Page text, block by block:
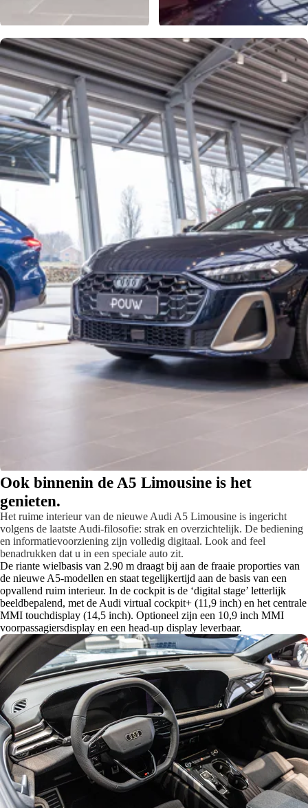
Ook binnenin de A5 Limousine is het
genieten.
Het ruime interieur van de nieuwe Audi A5 Limousine is ingericht
volgens de laatste Audi-filosofie: strak en overzichtelijk. De bediening
en informatievoorziening zijn volledig digitaal. Look and feel
benadrukken dat u in een speciale auto zit.
De riante wielbasis van 2.90 m draagt bij aan de fraaie proporties van
de nieuwe A5-modellen en staat tegelijkertijd aan de basis van een
opvallend ruim interieur. In de cockpit is de ‘digital stage’ letterlijk
beeldbepalend, met de Audi virtual cockpit+ (11,9 inch) en het centrale
MMI touchdisplay (14,5 inch). Optioneel zijn een 10,9 inch MMI
voorpassagiersdisplay en een head-up display leverbaar.